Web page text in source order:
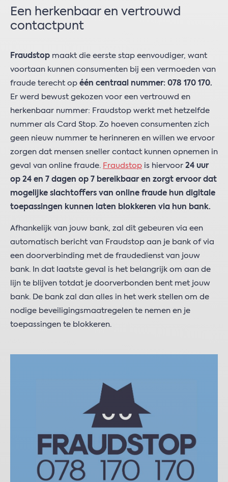
Een herkenbaar en vertrouwd
contactpunt
Fraudstop maakt die eerste stap eenvoudiger, want
voortaan kunnen consumenten bij een vermoeden van
fraude terecht op één centraal nummer: 078 170 170.
Er werd bewust gekozen voor een vertrouwd en
herkenbaar nummer: Fraudstop werkt met hetzelfde
nummer als Card Stop. Zo hoeven consumenten zich
geen nieuw nummer te herinneren en willen we ervoor
zorgen dat mensen sneller contact kunnen opnemen in
geval van online fraude. Fraudstop is hiervoor 24 uur
op 24 en 7 dagen op 7 bereikbaar en zorgt ervoor dat
mogelijke slachtoffers van online fraude hun digitale
toepassingen kunnen laten blokkeren via hun bank.
Afhankelijk van jouw bank, zal dit gebeuren via een
automatisch bericht van Fraudstop aan je bank of via
een doorverbinding met de fraudedienst van jouw
bank. In dat laatste geval is het belangrijk om aan de
lijn te blijven totdat je doorverbonden bent met jouw
bank. De bank zal dan alles in het werk stellen om de
nodige beveiligingsmaatregelen te nemen en je
toepassingen te blokkeren.